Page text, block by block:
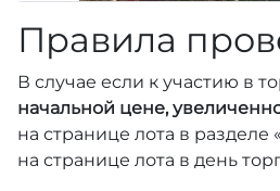
Правила
В случае если к участию в
начальной цене,
на странице лота в
на странице лота в день